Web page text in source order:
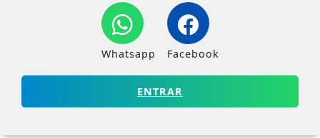
Whatsapp Facebook
ENTRAR